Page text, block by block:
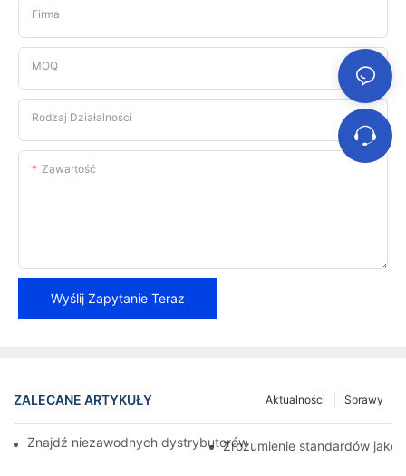
Firma
MOQ
Rodzaj Działalności
Zawartość
Wyślij Zapytanie Teraz
ZALECANE ARTYKUŁY Sprawy
Aktualności
Znajdź niezawodnych dystrybutorów klocków hamulcowych
Zrozumienie standardów